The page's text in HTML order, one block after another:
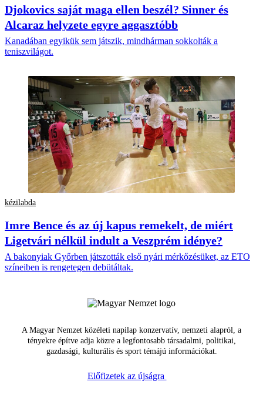
Djokovics saját maga ellen beszél? Sinner és
Alcaraz helyzete egyre aggasztóbb
Kanadában egyikük sem játszik, mindhárman sokkolták a
teniszvilágot.
kézilabda
Imre Bence és az új kapus remekelt, de miért
Ligetvári nélkül indult a Veszprém idénye?
A bakonyiak Győrben játszották első nyári mérkőzésüket, az ETO
színeiben is rengetegen debütáltak.
A Magyar Nemzet közéleti napilap konzervatív, nemzeti alapról, a
tényekre építve adja közre a legfontosabb társadalmi, politikai,
gazdasági, kulturális és sport témájú információkat.
Előfizetek az újságra